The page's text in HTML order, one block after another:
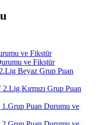
ve Fikstür
ve Fikstür
Beyaz Grup Puan
2.Lig Kırmızı Grup Puan
Puan Durumu ve